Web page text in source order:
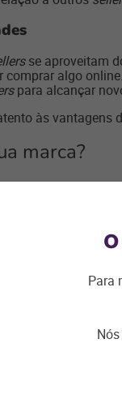
se aproveitam
comprar algo
para alcançar
às vantagens
marca?
marketplace
é intensa.
certas
no sentido de que
produto. Até
Por isso,
em média, os
a dependência
a
em
Para